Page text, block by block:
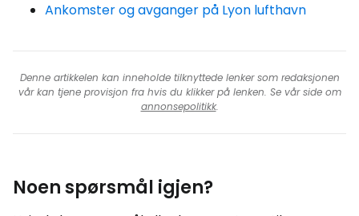
Ankomster og avganger på Lyon lufthavn
Denne artikkelen kan inneholde tilknyttede lenker som redaksjonen
vår kan tjene provisjon fra hvis du klikker på lenken. Se vår side om
annonsepolitikk.
Noen spørsmål igjen?